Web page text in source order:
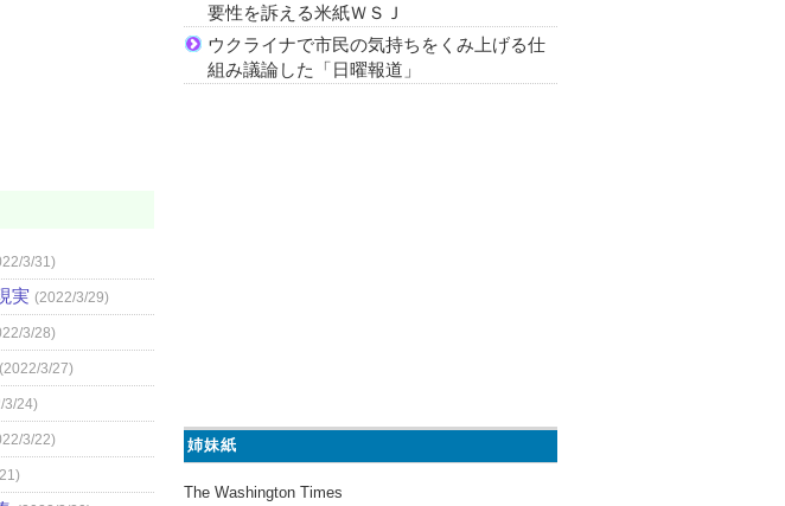
3/31)
実 (2022/3/29)
3/28)
(2022/3/27)
3/24)
3/22)
要性を訴える米紙ＷＳＪ
ウクライナで市民の気持ちをくみ上げる仕
組み議論した「日曜報道」
姉妹紙
The Washington Times